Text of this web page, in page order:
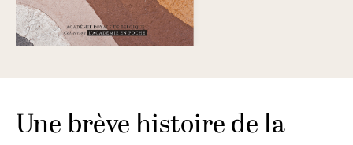
Une brève histoire de la